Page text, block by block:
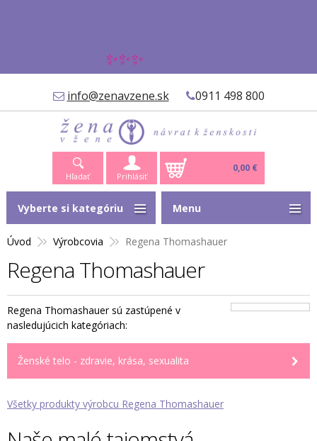
✨✨✨
info@zenavzene.sk 0911 498 800
Hľadať Prihlásiť
0,00 €
Úvod Výrobcovia Regena Thomashauer
Regena Thomashauer
Regena Thomashauer sú zastúpené v
nasledujúcich kategóriach:
Ženské telo - zdravie, krása, sexualita
Všetky produkty výrobcu Regena Thomashauer
Vyberte si kategóriu Menu